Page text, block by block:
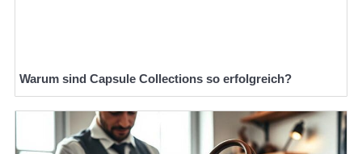
Warum sind Capsule Collections so erfolgreich?